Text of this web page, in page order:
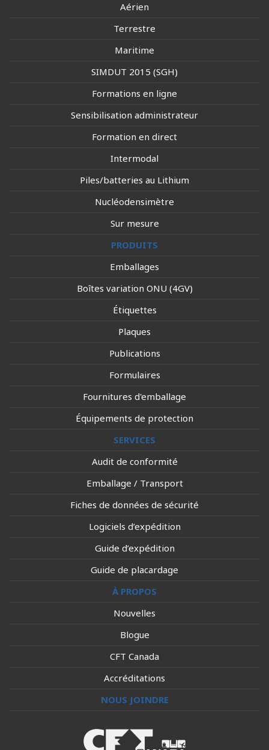
Aérien
Terrestre
Maritime
SIMDUT 2015 (SGH)
Formations en ligne
Sensibilisation administrateur
Formation en direct
Intermodal
Piles/batteries au Lithium
Nucléodensimètre
Sur mesure
PRODUITS
Emballages
Boîtes variation ONU (4GV)
Étiquettes
Plaques
Publications
Formulaires
Fournitures d'emballage
Équipements de protection
SERVICES
Audit de conformité
Emballage / Transport
Fiches de données de sécurité
Logiciels d’expédition
Guide d’expédition
Guide de placardage
À PROPOS
Nouvelles
Blogue
CFT Canada
Accréditations
NOUS JOINDRE